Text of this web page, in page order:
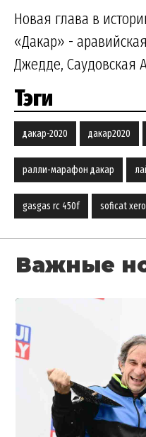
Новая глава в
«Дакар» -
Джедде, Саудовская
Тэги
дакар-2020 дакар2020
ралли-марафон дакар
gasgas rc 450f soficat
Важные